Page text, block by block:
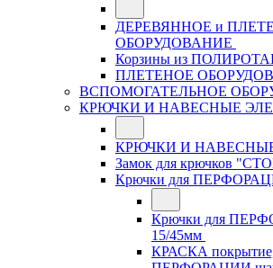
ДЕРЕВЯННОЕ и
ОБОРУДОВАНИЕ
Корзины из
ПЛЕТЕНОЕ
ВСПОМОГАТЕЛЬНОЕ
КРЮЧКИ И НАВЕСНЫЕ
КРЮЧКИ И
Замок для крючков
Крючки для
Крючки для
15/45мм
КРАСКА